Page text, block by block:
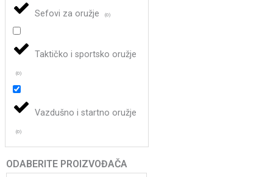
Sefovi za oružje (0)
Taktičko i sportsko oružje
(0)
Vazdušno i startno oružje
(0)
ODABERITE PROIZVOĐAČA